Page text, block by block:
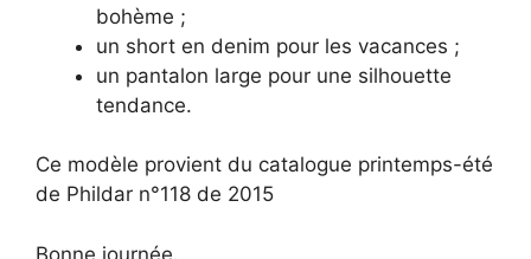
bohème ;
un short en denim pour les vacances ;
un pantalon large pour une silhouette
tendance.
Ce modèle provient du catalogue printemps-été
de Phildar n°118 de 2015
Bonne journée.